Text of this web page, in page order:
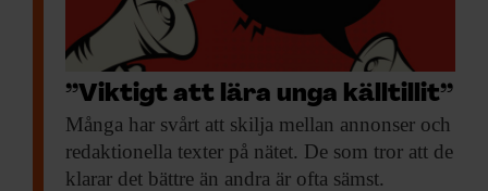
”Viktigt att lära unga källtillit”
Många har svårt att skilja mellan annonser och
redaktionella texter på nätet. De som tror att de
klarar det bättre än andra är ofta sämst.